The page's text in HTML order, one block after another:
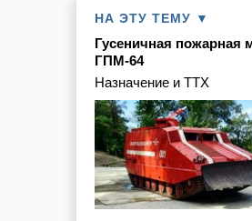
НА ЭТУ ТЕМУ ▼
Гусеничная пожарная
ГПМ-64
Назначение и ТТХ